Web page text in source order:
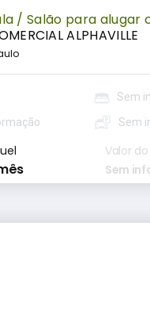
/ Salão para alugar
ALPHAVILLE
Sem
Sem
Valor
Sem